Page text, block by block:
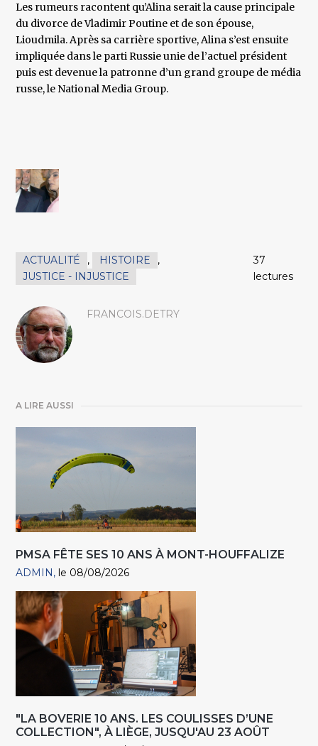
Les rumeurs racontent qu’Alina serait la cause principale
du divorce de Vladimir Poutine et de son épouse,
Lioudmila. Après sa carrière sportive, Alina s’est ensuite
impliquée dans le parti Russie unie de l’actuel président
puis est devenue la patronne d’un grand groupe de média
russe, le National Media Group.
ACTUALITÉ , HISTOIRE
,
JUSTICE - INJUSTICE
37
lectures
FRANCOIS.DETRY
A LIRE AUSSI
PMSA FÊTE SES 10 ANS À MONT-HOUFFALIZE
ADMIN le 08/08/2026
"LA BOVERIE 10 ANS. LES COULISSES D’UNE
COLLECTION", À LIÈGE, JUSQU'AU 23 AOÛT